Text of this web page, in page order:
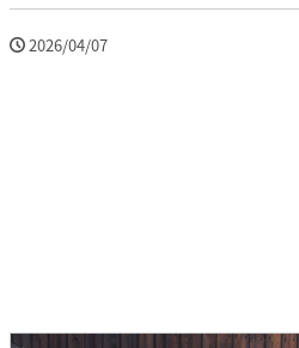
2026/04/07